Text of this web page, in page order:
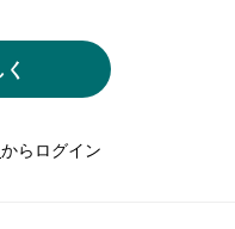
からログイン